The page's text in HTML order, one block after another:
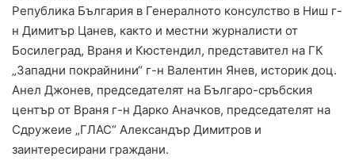
Република България в Генералното консулство в Ниш г-
н Димитър Цанев, както и местни журналисти от
Босилеград, Враня и Кюстендил, представител на ГК
„Западни покрайнини“ г-н Валентин Янев, историк доц.
Анел Джонев, председателят на Българо-сръбския
център от Враня г-н Дарко Аначков, председателят на
Сдружеие „ГЛАС“ Александър Димитров и
заинтересирани граждани.